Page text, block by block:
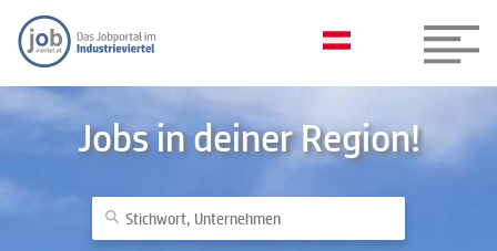
Jobs in deiner Region!